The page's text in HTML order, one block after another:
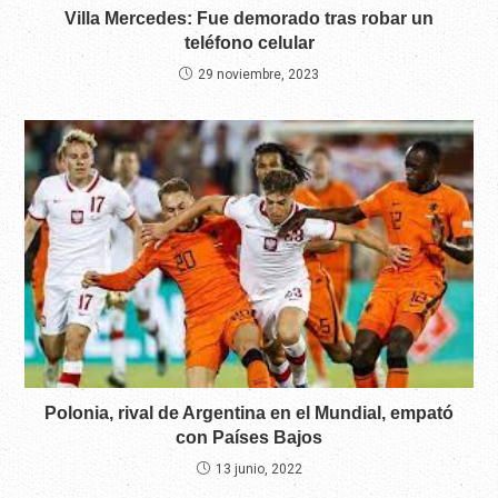
Villa Mercedes: Fue demorado tras robar un
teléfono celular
29 noviembre, 2023
Polonia, rival de Argentina en el Mundial, empató
con Países Bajos
13 junio, 2022